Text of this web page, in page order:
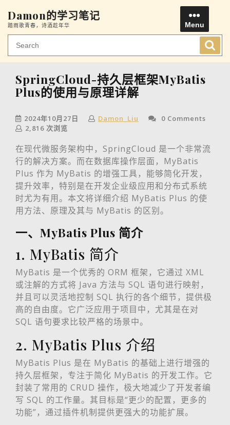
to
content
Damon的学习笔记
踏雨歌青春，诗酒趁年华 Menu
SpringCloud-持久层框架MyBatis
Plus的使用与原理详解
2024年10月27日 Damon_Liu
0 Comments
2,816 次浏览
在现代微服务架构中，SpringCloud 是一个非常流
行的解决方案。而在数据库操作层面，MyBatis
Plus 作为 MyBatis 的增强工具，能够简化开发，
提升效率，特别是在开发企业级应用和分布式系统
时尤为有用。本文将详细介绍 MyBatis Plus 的使
用方法、原理及其与 MyBatis 的区别。
一、MyBatis Plus 简介
1. MyBatis 简介
MyBatis 是一个优秀的 ORM 框架，它通过 XML
或注解的方式将 Java 方法与 SQL 语句进行映射，
并且可以灵活地控制 SQL 执行的各个细节，提供极
高的自由度。它广泛应用于项目中，尤其是在对
SQL 语句要求比较严格的场景中。
2. MyBatis Plus 介绍
MyBatis Plus 是在 MyBatis 的基础上进行增强的
持久层框架，专注于简化 MyBatis 的开发工作。它
封装了常用的 CRUD 操作，极大地减少了开发者编
写 SQL 的工作量。其目标是“更少的配置，更多的
功能”，通过插件机制提供更强大的功能扩展。